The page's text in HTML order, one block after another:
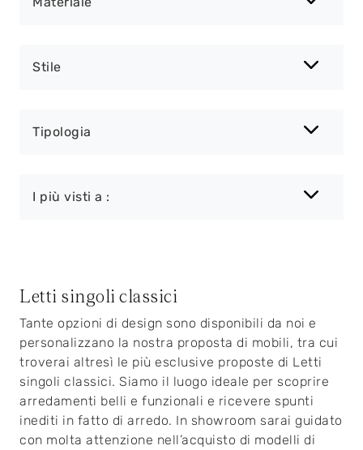
Stile
Tipologia
I più visti a :
Letti singoli classici
Tante opzioni di design sono disponibili da noi e
personalizzano la nostra proposta di mobili, tra cui
troverai altresì le più esclusive proposte di Letti
singoli classici. Siamo il luogo ideale per scoprire
arredamenti belli e funzionali e ricevere spunti
inediti in fatto di arredo. In showroom sarai guidato
con molta attenzione nell’acquisto di modelli di